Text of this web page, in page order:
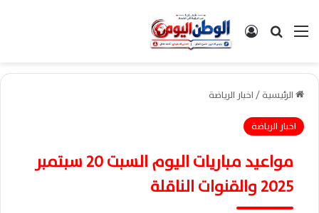
القائمةبحث عن تسجيل الدخول
الرئيسية/اخبار الرياضة
اخبار الرياضة
مواعيد مباريات اليوم السبت 20 سبتمبر
2025 والقنوات الناقلة